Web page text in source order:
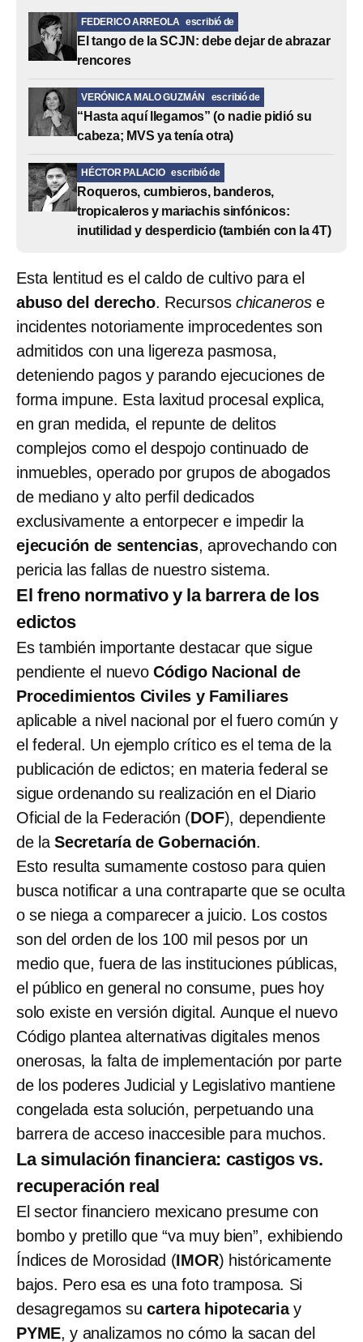
FEDERICO ARREOLA escribió de
El tango de la SCJN: debe dejar de abrazar
rencores
VERÓNICA MALO GUZMÁN escribió de
“Hasta aquí llegamos” (o nadie pidió su
cabeza; MVS ya tenía otra)
HÉCTOR PALACIO escribió de
Roqueros, cumbieros, banderos,
tropicaleros y mariachis sinfónicos:
inutilidad y desperdicio (también con la 4T)
Esta lentitud es el caldo de cultivo para el
abuso del derecho. Recursos chicanerose
incidentes notoriamente improcedentes son
admitidos con una ligereza pasmosa,
deteniendo pagos y parando ejecuciones de
forma impune. Esta laxitud procesal explica,
en gran medida, el repunte de delitos
complejos como el despojo continuado de
inmuebles, operado por grupos de abogados
de mediano y alto perfil dedicados
exclusivamente a entorpecer e impedir la
ejecución de sentencias, aprovechando con
pericia las fallas de nuestro sistema.
El freno normativo y la barrera de los
edictos
Es también importante destacar que sigue
pendiente el nuevoCódigo Nacional de
Procedimientos Civiles y Familiares
aplicable a nivel nacional por el fuero común y
el federal. Un ejemplo crítico es el tema de la
publicación de edictos; en materia federal se
sigue ordenando su realización en el Diario
Oficial de la Federación (DOF), dependiente
de la Secretaría de Gobernación.
Esto resulta sumamente costoso para quien
busca notificar a una contraparte que se oculta
o se niega a comparecer a juicio. Los costos
son del orden de los 100 mil pesos por un
medio que, fuera de las instituciones públicas,
el público en general no consume, pues hoy
solo existe en versión digital. Aunque el nuevo
Código plantea alternativas digitales menos
onerosas, la falta de implementación por parte
de los poderes Judicial y Legislativo mantiene
congelada esta solución, perpetuando una
barrera de acceso inaccesible para muchos.
La simulación financiera: castigos vs.
recuperación real
El sector financiero mexicano presume con
bombo y pretillo que “va muy bien”, exhibiendo
Índices de Morosidad (IMOR) históricamente
bajos. Pero esa es una foto tramposa. Si
desagregamos su cartera hipotecariay
PYME, y analizamos no cómo la sacan del